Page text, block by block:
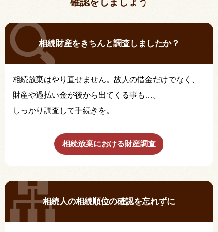
相続財産をきちんと調査しましたか？
相続放棄はやり直せません。故人の借金だけでなく、
財産や過払い金が後から出てくる事も…。
しっかり調査して手続きを。
相続放棄における財産調査
相続人の相続順位の確認を忘れずに